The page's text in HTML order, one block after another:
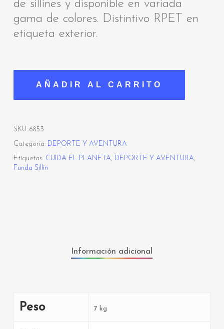
de sillines y disponible en variada
gama de colores. Distintivo RPET en
etiqueta exterior.
AÑADIR AL CARRITO
SKU: 6853
Categoría: DEPORTE Y AVENTURA
Etiquetas: CUIDA EL PLANETA, DEPORTE Y AVENTURA,
Funda Sillín
Información adicional
Peso 7 kg